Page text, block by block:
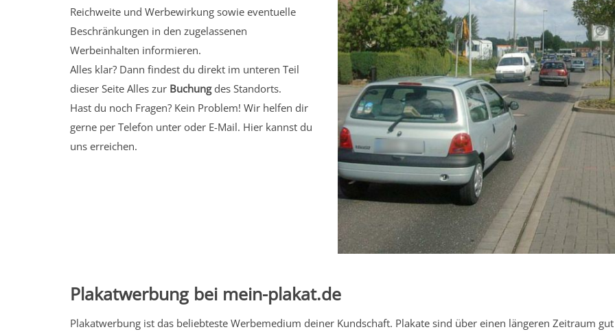
Reichweite und Werbewirkung sowie eventuelle
Beschränkungen in den zugelassenen
Werbeinhalten informieren.
Alles klar? Dann findest du direkt im unteren Teil
dieser Seite Alles zur Buchungdes Standorts.
Hast du noch Fragen? Kein Problem! Wir helfen dir
gerne per Telefon unter oder E-Mail. Hier kannst du
uns erreichen.
Plakatwerbung bei mein-plakat.de
Plakatwerbung ist das beliebteste Werbemedium deiner Kundschaft. Plakate sind über einen längeren Zeitraum